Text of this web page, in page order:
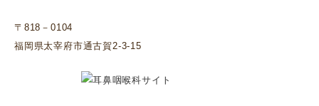
〒818－0104
福岡県太宰府市通古賀2-3-15